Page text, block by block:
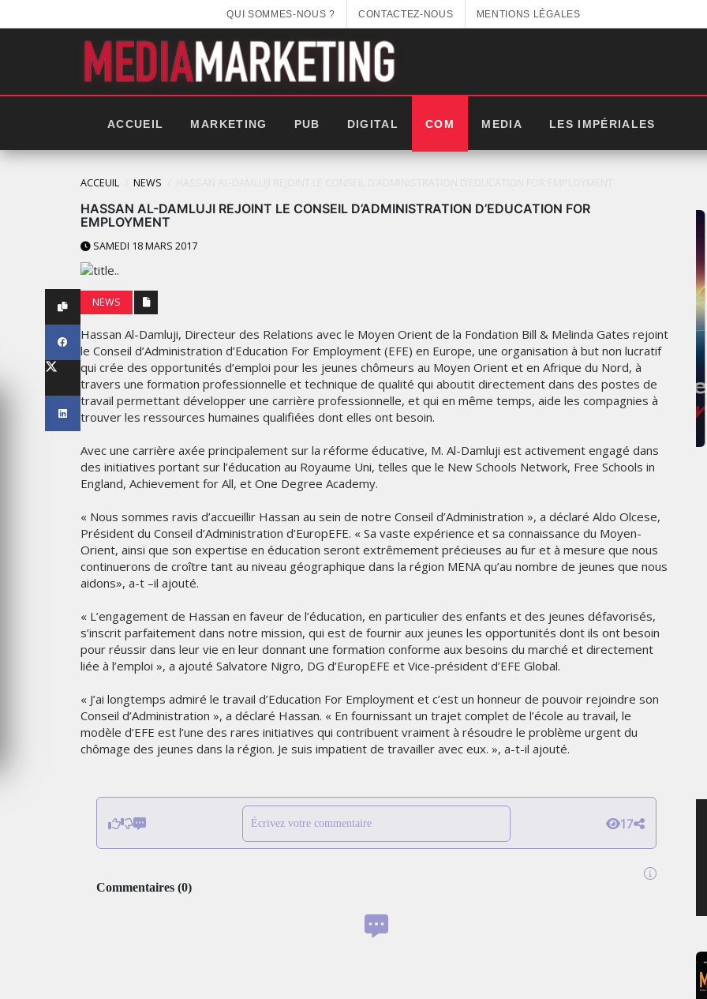
QUI SOMMES-NOUS ? CONTACTEZ-NOUS MENTIONS LÉGALES
ACCUEIL MARKETING PUB DIGITAL COM MEDIA LES IMPÉRIALES
ACCEUIL NEWS
HASSAN AL-DAMLUJI REJOINT LE CONSEIL D’ADMINISTRATION D’EDUCATION FOR
EMPLOYMENT
SAMEDI 18 MARS 2017
NEWS
Hassan Al-Damluji, Directeur des Relations avec le Moyen Orient de la Fondation Bill & Melinda Gates rejoint
le Conseil d’Administration d’Education For Employment (EFE) en Europe, une organisation à but non lucratif
qui crée des opportunités d’emploi pour les jeunes chômeurs au Moyen Orient et en Afrique du Nord, à
travers une formation professionnelle et technique de qualité qui aboutit directement dans des postes de
travail permettant développer une carrière professionnelle, et qui en même temps, aide les compagnies à
trouver les ressources humaines qualifiées dont elles ont besoin.
Avec une carrière axée principalement sur la réforme éducative, M. Al-Damluji est activement engagé dans
des initiatives portant sur l’éducation au Royaume Uni, telles que le New Schools Network, Free Schools in
England, Achievement for All, et One Degree Academy.
« Nous sommes ravis d’accueillir Hassan au sein de notre Conseil d’Administration », a déclaré Aldo Olcese,
Président du Conseil d’Administration d’EuropEFE. « Sa vaste expérience et sa connaissance du Moyen-
Orient, ainsi que son expertise en éducation seront extrêmement précieuses au fur et à mesure que nous
continuerons de croître tant au niveau géographique dans la région MENA qu’au nombre de jeunes que nous
aidons», a-t –il ajouté.
« L’engagement de Hassan en faveur de l’éducation, en particulier des enfants et des jeunes défavorisés,
s’inscrit parfaitement dans notre mission, qui est de fournir aux jeunes les opportunités dont ils ont besoin
pour réussir dans leur vie en leur donnant une formation conforme aux besoins du marché et directement
liée à l’emploi », a ajouté Salvatore Nigro, DG d’EuropEFE et Vice-président d’EFE Global.
« J’ai longtemps admiré le travail d’Education For Employment et c’est un honneur de pouvoir rejoindre son
Conseil d’Administration », a déclaré Hassan. « En fournissant un trajet complet de l’école au travail, le
modèle d’EFE est l’une des rares initiatives qui contribuent vraiment à résoudre le problème urgent du
chômage des jeunes dans la région. Je suis impatient de travailler avec eux. », a-t-il ajouté.
Écrivez votre commentaire 17
Commentaires (0)
2026
OR NEVER"
LES IMPÉRIALES WEEK 2025:
THE PARADIGM SHIFT –
BUSINESS. PEOPLE. TECH
VENDREDI 10 JANVIER 2025
GITEX AFRICA MOROCCO 2024
MERCREDI 15 MAI 2024
L’IDENTITÉ
UNE LIVRÉE
MARKETING
NIKE STUDIO FLEECE : UNE
NOUVELLE GÉNÉRATION DE
VÊTEMENTS DE SPORT PENSÉE
POUR LE QUOTIDIEN
MERCREDI 5 AOÛT 2026
CROSSCOUNTRY DÉVOILE UNE
NOUVELLE CAMPAGNE
PUBLICITAIRE ESTIVALE
HUMAINES
MARDI 4 AOÛT 2026